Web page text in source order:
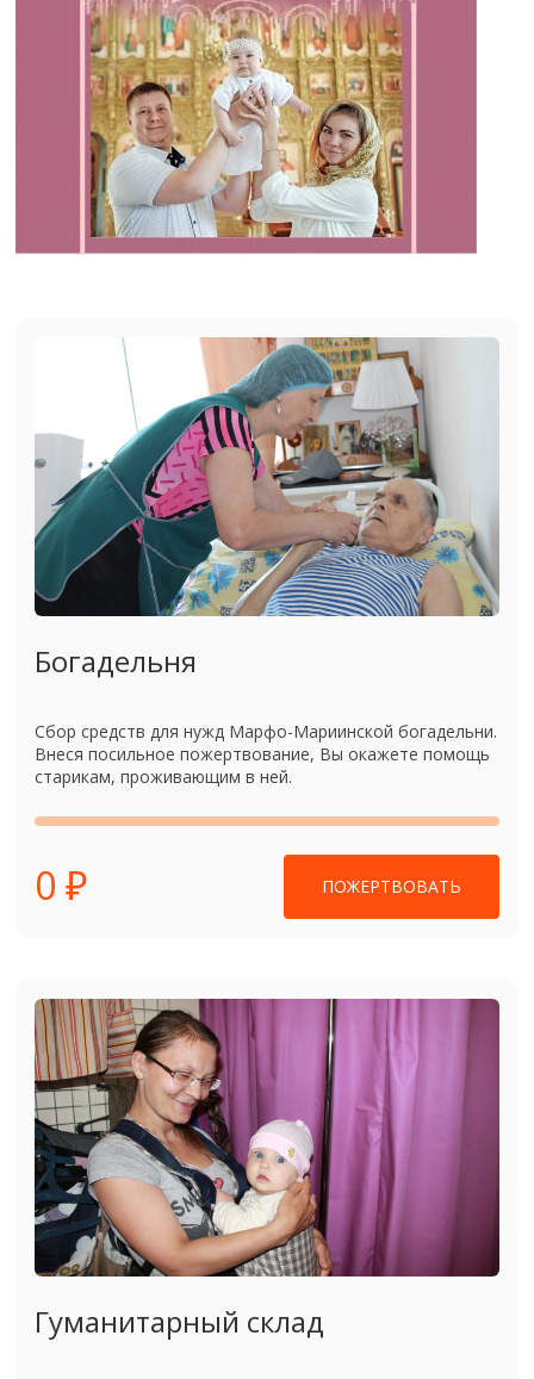
Богадельня
Сбор средств для нужд Марфо-Мариинской богадельни.
Внеся посильное пожертвование, Вы окажете помощь
старикам, проживающим в ней.
0 ₽ ПОЖЕРТВОВАТЬ
Гуманитарный склад